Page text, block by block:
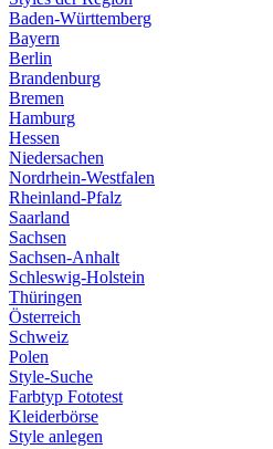
Baden-Württemberg
Bayern
Berlin
Brandenburg
Bremen
Hamburg
Hessen
Niedersachen
Nordrhein-Westfalen
Rheinland-Pfalz
Saarland
Sachsen
Sachsen-Anhalt
Schleswig-Holstein
Thüringen
Österreich
Schweiz
Polen
Style-Suche
Farbtyp Fototest
Kleiderbörse
Style anlegen